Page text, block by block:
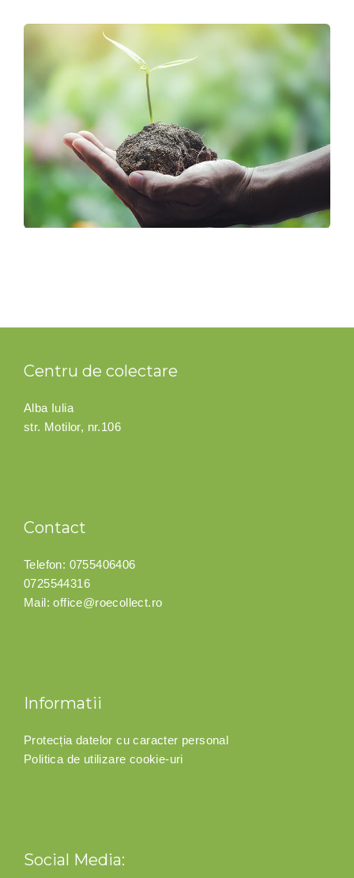
Centru de colectare
Alba Iulia
str. Motilor, nr.106
Contact
Telefon: 0755406406
0725544316
Mail:office@roecollect.ro
Informatii
Protecția datelor cu caracter personal
Politica de utilizare cookie-uri
Social Media: